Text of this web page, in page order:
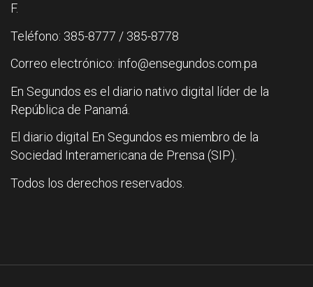
F.
Teléfono: 385-8777 / 385-8778
Correo electrónico: info@ensegundos.com.pa
En Segundos es el diario nativo digital líder de la
República de Panamá.
El diario digital En Segundos es miembro de la
Sociedad Interamericana de Prensa (SIP).
Todos los derechos reservados.